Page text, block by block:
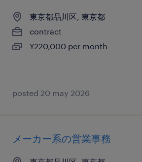
東京都品川区, 東京都
contract
¥220,000 per month
posted 20 may 2026
メーカー系の営業事務